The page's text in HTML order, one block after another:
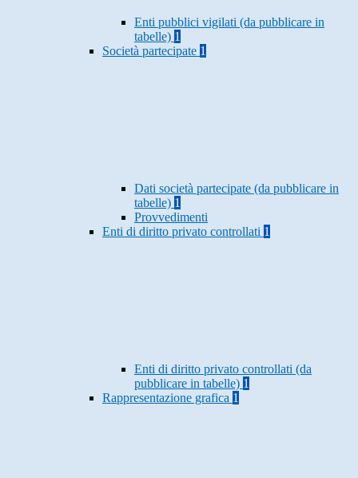
Enti pubblici vigilati (da pubblicare in
tabelle) 1
Società partecipate 1
Dati società partecipate (da pubblicare in
tabelle) 1
Provvedimenti
Enti di diritto privato controllati 1
Enti di diritto privato controllati (da
pubblicare in tabelle) 1
Rappresentazione grafica 1